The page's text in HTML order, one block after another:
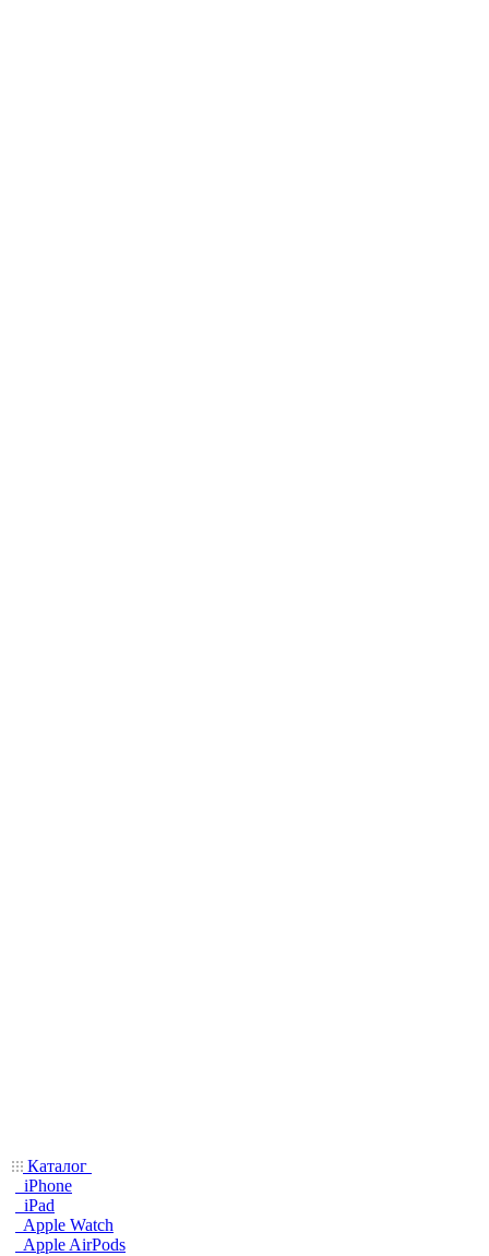
Каталог
iPhone
iPad
Apple Watch
Apple AirPods